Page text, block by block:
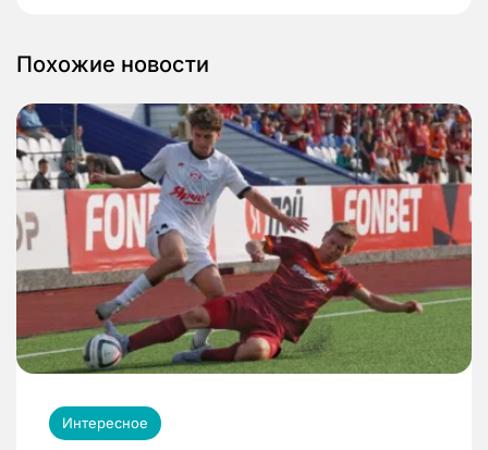
Похожие новости
Интересное